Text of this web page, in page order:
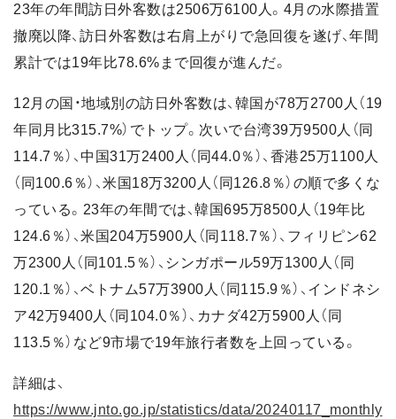
23年の年間訪日外客数は2506万6100人。4月の水際措置
撤廃以降、訪⽇外客数は右肩上がりで急回復を遂げ、年間
累計では19年比78.6%まで回復が進んだ。
12月の国・地域別の訪日外客数は、韓国が78万2700人（19
年同月比315.7%）でトップ。次いで台湾39万9500人（同
114.7％）、中国31万2400人（同44.0％）、香港25万1100人
（同100.6％）、米国18万3200人（同126.8％）の順で多くな
っている。23年の年間では、韓国695万8500人（19年比
124.6％）、米国204万5900人（同118.7％）、フィリピン62
万2300人（同101.5％）、シンガポール59万1300人（同
120.1％）、ベトナム57万3900人（同115.9％）、インドネシ
ア42万9400人（同104.0％）、カナダ42万5900人（同
113.5％）など9市場で19年旅行者数を上回っている。
詳細は、
https://www.jnto.go.jp/statistics/data/20240117_monthly